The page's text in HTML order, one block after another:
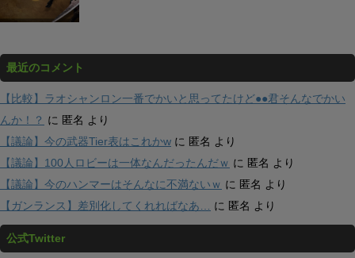
最近のコメント
【比較】ラオシャンロン一番でかいと思ってたけど●●君そんなでかい
んか！？ に 匿名 より
【議論】今の武器Tier表はこれかw に 匿名 より
【議論】100人ロビーは一体なんだったんだｗ に 匿名 より
【議論】今のハンマーはそんなに不満ないｗ に 匿名 より
【ガンランス】差別化してくれればなあ…
に 匿名 より
公式Twitter